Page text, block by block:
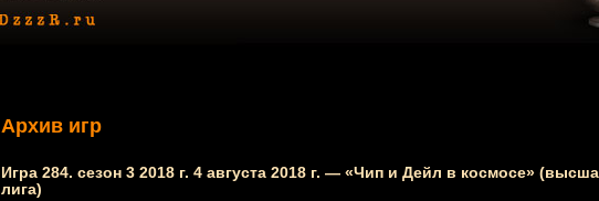
Архив игр
Игра 284. сезон 3 2018 г. 4 августа 2018 г. — «Чип и Дейл в космосе»
лига)